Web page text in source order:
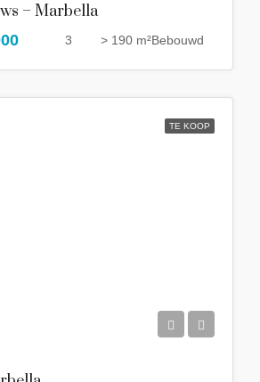
– Marbella
3 > 190 m²Bebouwd
TE KOOP